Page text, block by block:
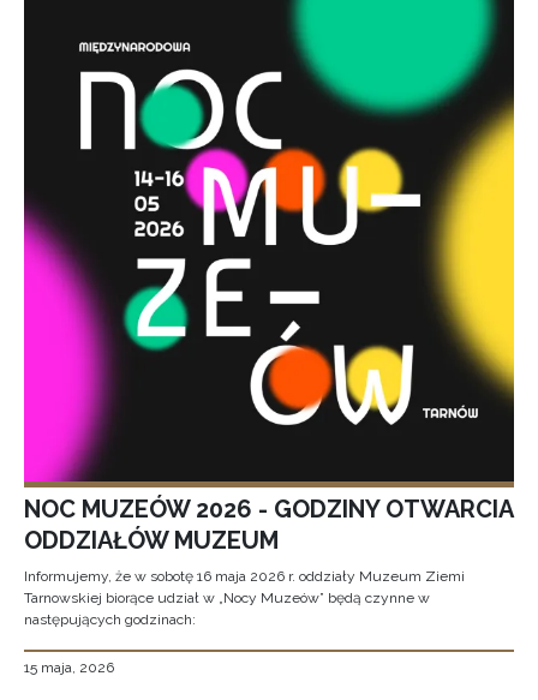
NOC MUZEÓW 2026 - GODZINY OTWARCIA
ODDZIAŁÓW MUZEUM
Informujemy, że w sobotę 16 maja 2026 r. oddziały Muzeum Ziemi
Tarnowskiej biorące udział w „Nocy Muzeów” będą czynne w
następujących godzinach:
15 maja, 2026